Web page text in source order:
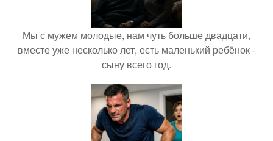
Мы с мужем молодые, нам чуть больше двадцати,
вместе уже несколько лет, есть маленький ребёнок -
сыну всего год.